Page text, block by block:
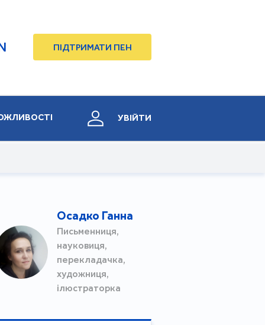
ПІДТРИМАТИ ПЕН
УВІЙТИ
Осадко Ганна
Письменниця,
науковиця,
перекладачка,
художниця,
ілюстраторка